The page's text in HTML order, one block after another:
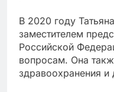
В 2020 году
заместителем
Российской
вопросам. Она
здравоохранения и